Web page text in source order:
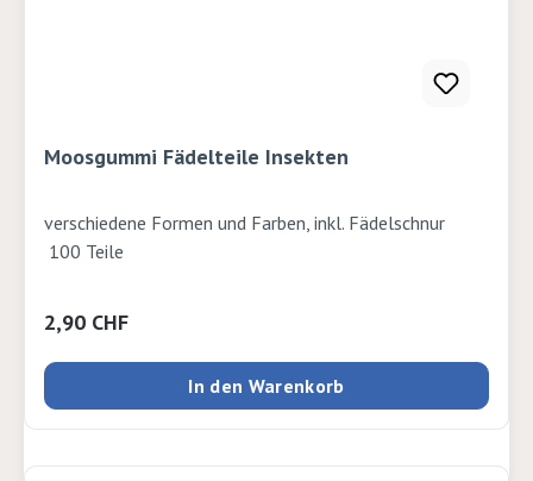
Moosgummi Fädelteile Insekten
verschiedene Formen und Farben, inkl. Fädelschnur
100 Teile
Regulärer Preis:
2,90 CHF
In den Warenkorb